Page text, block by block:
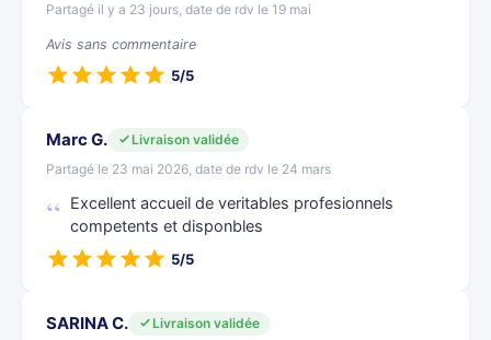
Partagé il y a 23 jours, date de rdv le 19 mai
Avis sans commentaire
5/5
Marc G.
Livraison validée
Partagé le 23 mai 2026, date de rdv le 24 mars
Excellent accueil de veritables profesionnels
competents et disponbles
5/5
SARINA C.
Livraison validée